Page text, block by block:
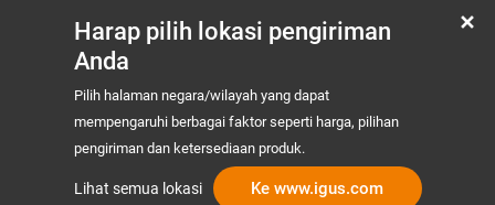
Harap pilih lokasi pengiriman
Anda
Pilih halaman negara/wilayah yang dapat
mempengaruhi berbagai faktor seperti harga, pilihan
pengiriman dan ketersediaan produk.
Lihat semua lokasi Ke www.igus.com